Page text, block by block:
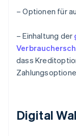
– Optionen für
– Einhaltung der
dass
Digital